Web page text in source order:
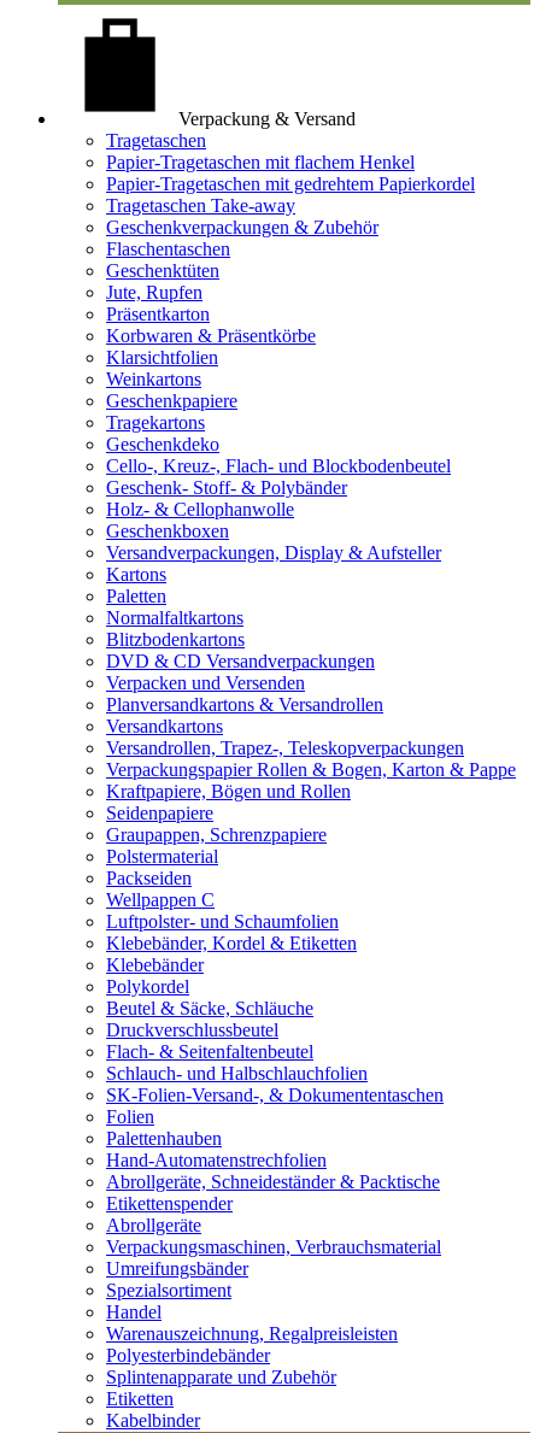
Verpackung & Versand
Tragetaschen
Papier-Tragetaschen mit flachem Henkel
Papier-Tragetaschen mit gedrehtem Papierkordel
Tragetaschen Take-away
Geschenkverpackungen & Zubehör
Flaschentaschen
Geschenktüten
Jute, Rupfen
Präsentkarton
Korbwaren & Präsentkörbe
Klarsichtfolien
Weinkartons
Geschenkpapiere
Tragekartons
Geschenkdeko
Cello-, Kreuz-, Flach- und Blockbodenbeutel
Geschenk- Stoff- & Polybänder
Holz- & Cellophanwolle
Geschenkboxen
Versandverpackungen, Display & Aufsteller
Kartons
Paletten
Normalfaltkartons
Blitzbodenkartons
DVD & CD Versandverpackungen
Verpacken und Versenden
Planversandkartons & Versandrollen
Versandkartons
Versandrollen, Trapez-, Teleskopverpackungen
Verpackungspapier Rollen & Bogen, Karton & Pappe
Kraftpapiere, Bögen und Rollen
Seidenpapiere
Graupappen, Schrenzpapiere
Polstermaterial
Packseiden
Wellpappen C
Luftpolster- und Schaumfolien
Klebebänder, Kordel & Etiketten
Klebebänder
Polykordel
Beutel & Säcke, Schläuche
Druckverschlussbeutel
Flach- & Seitenfaltenbeutel
Schlauch- und Halbschlauchfolien
SK-Folien-Versand-, & Dokumententaschen
Folien
Palettenhauben
Hand-Automatenstrechfolien
Abrollgeräte, Schneideständer & Packtische
Etikettenspender
Abrollgeräte
Verpackungsmaschinen, Verbrauchsmaterial
Umreifungsbänder
Spezialsortiment
Handel
Warenauszeichnung, Regalpreisleisten
Polyesterbindebänder
Splintenapparate und Zubehör
Etiketten
Kabelbinder